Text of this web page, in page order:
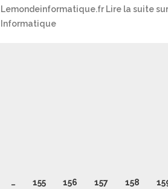
Lemondeinformatique.fr Lire la suite
Informatique
… 155 156 157 158